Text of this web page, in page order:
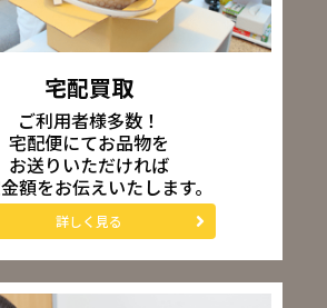
宅配買取
ご利用者様多数！
宅配便にてお品物を
お送りいただければ
額をお伝えいたします。
詳しく見る